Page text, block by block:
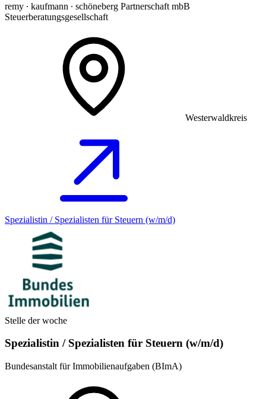
remy ∙ kaufmann ∙ schöneberg Partnerschaft mbB
Steuerberatungsgesellschaft
Westerwaldkreis
Spezialistin / Spezialisten für Steuern (w/m/d)
Stelle der woche
Spezialistin / Spezialisten für Steuern (w/m/d)
Bundesanstalt für Immobilienaufgaben (BImA)